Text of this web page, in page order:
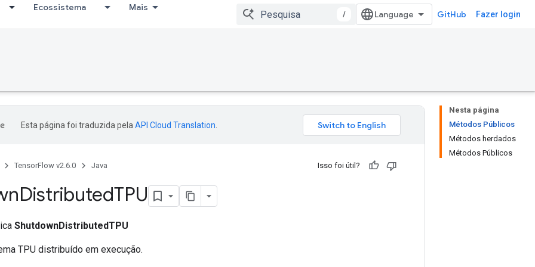
Ecossistema Mais
/ GitHub Fazer login
Nesta página
Métodos Públicos
Métodos herdados
Métodos Públicos
Esta página foi traduzida pela API Cloud Translation
TensorFlow v2.6.0 Java Isso foi útil?
DistributedTPU
ShutdownDistributedTPU
TPU distribuído em execução.